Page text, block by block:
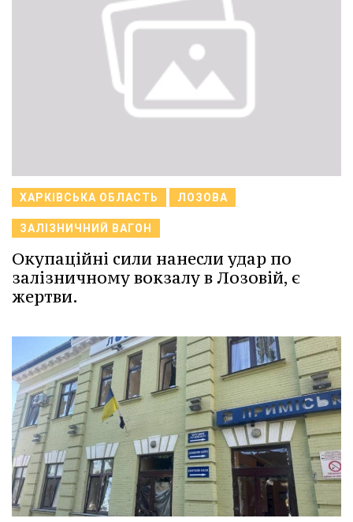
ХАРКІВСЬКА ОБЛАСТЬ ЛОЗОВА
ЗАЛІЗНИЧНИЙ ВАГОН
Окупаційні сили нанесли удар по
залізничному вокзалу в Лозовій, є
жертви.